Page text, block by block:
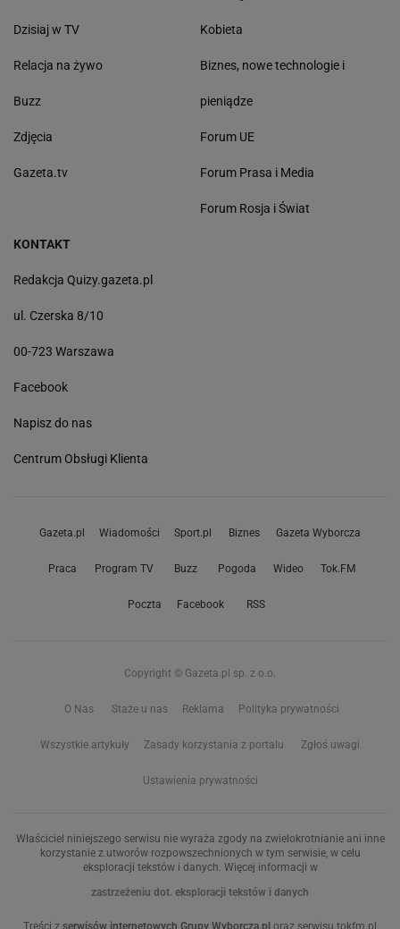
Dzisiaj w TV
Relacja na żywo
Buzz
Zdjęcia
Gazeta.tv
Kobieta
Biznes, nowe technologie i
pieniądze
Forum UE
Forum Prasa i Media
Forum Rosja i Świat
KONTAKT
Redakcja Quizy.gazeta.pl
ul. Czerska 8/10
00-723 Warszawa
Facebook
Napisz do nas
Centrum Obsługi Klienta
Gazeta.pl Wiadomości Sport.pl Biznes Gazeta Wyborcza
Praca Program TV Buzz Pogoda Wideo Tok.FM
Poczta Facebook RSS
Copyright © Gazeta.pl sp. z o.o.
O Nas Staże u nas Reklama Polityka prywatności
Wszystkie artykuły Zasady korzystania z portalu Zgłoś uwagi
Ustawienia prywatności
Właściciel niniejszego serwisu nie wyraża zgody na zwielokrotnianie ani inne
korzystanie z utworów rozpowszechnionych w tym serwisie, w celu
eksploracji tekstów i danych. Więcej informacji w
zastrzeżeniu dot. eksploracji tekstów i danych
Treści z serwisów internetowych Grupy Wyborcza.pl oraz serwisu tokfm.pl